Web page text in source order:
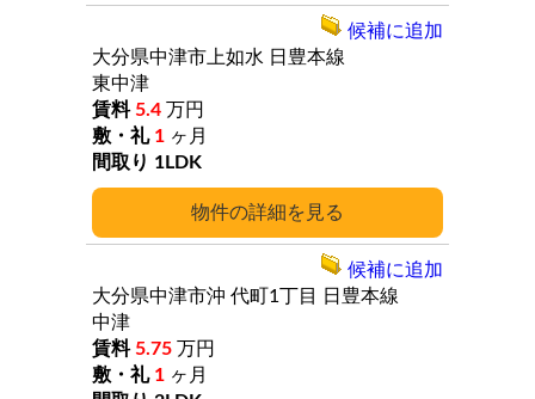
詳細
大分県中津市上如水 日豊本線
東中津
5.4 万円
1 ヶ月
1LDK
候補に追加
大分県中津市沖 代町1丁目
日豊本線
中津
5.75 万円
1 ヶ月
候補に追加